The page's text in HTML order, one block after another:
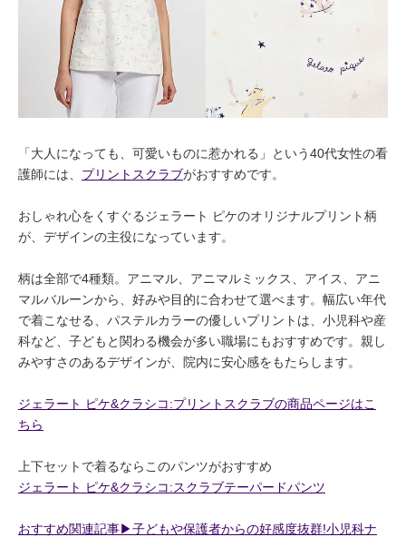
「大人になっても、可愛いものに惹かれる」という40代女性の看
護師には、 プリントスクラブがおすすめです。
おしゃれ心をくすぐるジェラート ピケのオリジナルプリント柄
が、デザインの主役になっています。
柄は全部で4種類。アニマル、アニマルミックス、アイス、アニ
マルバルーンから、好みや目的に合わせて選べます。幅広い年代
で着こなせる、パステルカラーの優しいプリントは、小児科や産
科など、子どもと関わる機会が多い職場にもおすすめです。親し
みやすさのあるデザインが、院内に安心感をもたらします。
ジェラート ピケ&クラシコ:プリントスクラブの商品ページはこ
ちら
上下セットで着るならこのパンツがおすすめ
ジェラート ピケ&クラシコ:スクラブテーパードパンツ
おすすめ関連記事▶︎子どもや保護者からの好感度抜群!小児科ナ